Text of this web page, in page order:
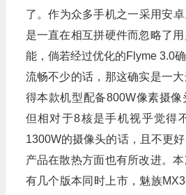
了。作为众多手机之一采用安卓
是一直在相互拼硬件而忽略了
能，倘若经过优化的Flyme 3.0
流畅不少的话，那这确实是一
得本款机型配备800W像素摄像
但相对于8核是手机视乎觉得
1300W的摄像头的话，且不更
产品在散热方面也有所改进。
有几个版本同时上市，魅族